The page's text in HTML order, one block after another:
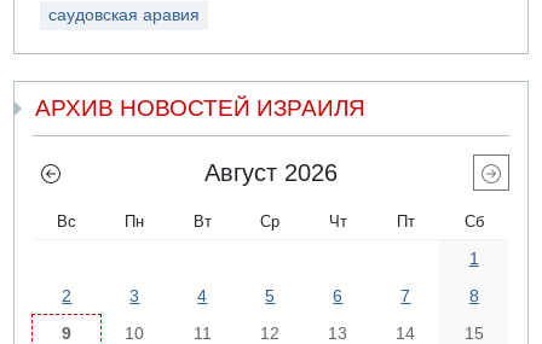
саудовская аравия
АРХИВ НОВОСТЕЙ ИЗРАИЛЯ
Август 2026
Вс Пн Вт Ср Чт Пт Сб
1
2
3 4 5 6 7
8
9
10 11 12 13 14
15